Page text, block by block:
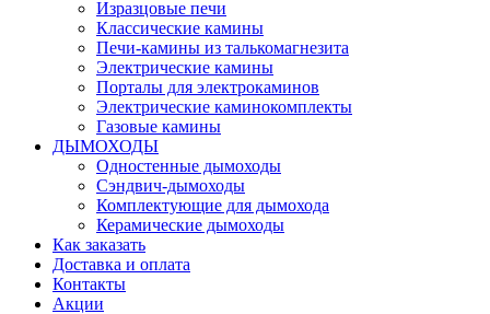
Изразцовые печи
Классические камины
Печи-камины из талькомагнезита
Электрические камины
Порталы для электрокаминов
Электрические каминокомплекты
Газовые камины
ДЫМОХОДЫ
Одностенные дымоходы
Сэндвич-дымоходы
Комплектующие для дымохода
Керамические дымоходы
Как заказать
Доставка и оплата
Контакты
Акции